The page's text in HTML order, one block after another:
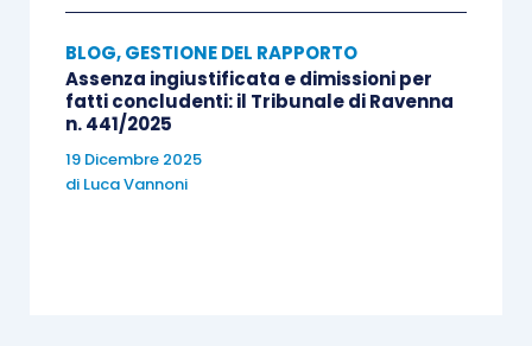
inserisce il collaboratore nella struttura
dell’azienda in modo talmente organico – e
coordinato – da determinare tempi e luoghi
dell’esecuzione dell’opera.
BLOG,GESTIONE DEL RAPPORTO
Assenza ingiustificata e dimissioni per
fatti concludenti: il Tribunale di Ravenna
n. 441/2025
19 Dicembre 2025
di Luca Vannoni